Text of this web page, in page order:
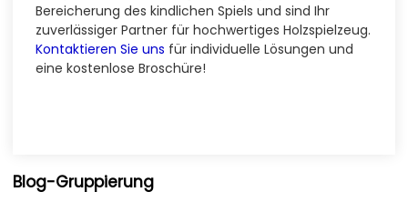
Bereicherung des kindlichen Spiels und sind Ihr
zuverlässiger Partner für hochwertiges Holzspielzeug.
Kontaktieren Sie uns für individuelle Lösungen und
eine kostenlose Broschüre!
Blog-Gruppierung